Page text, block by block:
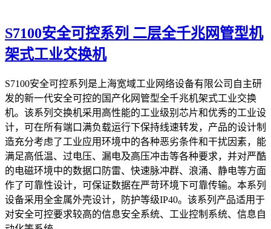
S7100安全可控系列 二层全千兆网管型机
架式工业交换机
S7100安全可控系列是上海宽域工业网络设备有限公司自主研
发的新一代安全可控的国产化网管型全千兆机架式工业交换
机。该系列交换机采用高性能的工业级别芯片和优秀的工业设
计，可在所有端口满负载运行下保持线速转发，产品的设计制
造充分考虑了工业应用环境中的各种恶劣条件和干扰因素，能
满足高低温、过电压、漏电及高压冲击等各种要求，并对严酷
的电磁环境中的数据口防雷、快速脉冲群、浪涌、静电等方面
作了可靠性设计，可保证数据在严苛环境下可靠传输。本系列
设备采用全金属外壳设计，防护等级IP40。该系列产品适用于
对安全可控要求较高的信息安全系统、工业控制系统、信息自